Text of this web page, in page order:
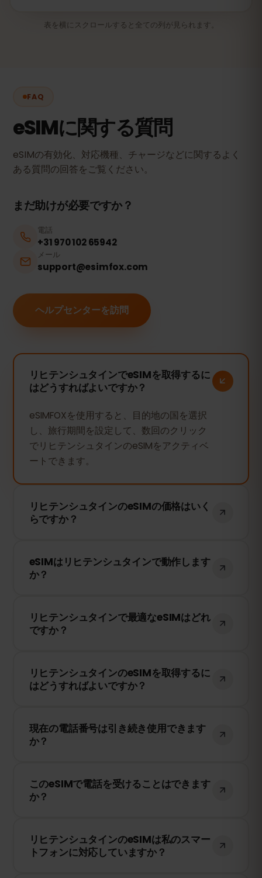
表を横にスクロールすると全ての列が見られます。
FAQ
eSIMに関する質問
eSIMの有効化、対応機種、チャージなどに関するよく
ある質問の回答をご覧ください。
まだ助けが必要ですか？
電話
+31 970 102 65942
メール
support@esimfox.com
ヘルプセンターを訪問
リヒテンシュタインでeSIMを取得するに
はどうすればよいですか？
eSIMFOXを使用すると、目的地の国を選択
し、旅行期間を設定して、数回のクリック
でリヒテンシュタインのeSIMをアクティベ
ートできます。
リヒテンシュタインのeSIMの価格はいく
らですか？
数によって異なります。希望の期間を選択
すると、価格がすぐに表示されます。
eSIMはリヒテンシュタインで動作します
か？
ヒテンシュタインで動作します。私たちは
現地の最良のネットワークプロバイダーと
リヒテンシュタインで最適なeSIMはどれ
ですか？
ネットワークのみを利用するため、最適な
eSIMサービスです。
リヒテンシュタインのeSIMを取得するに
はどうすればよいですか？
プランを選択して、eSIMのインストール手
順に従ってください。
現在の電話番号は引き続き使用できます
か？
す。ただし、ローミング料金が発生する可
能性があるため、WhatsAppなどのアプリ
このeSIMで電話を受けることはできます
か？
し、WhatsApp、FaceTime、Skypeなどの
アプリを使用して通話できます。
リヒテンシュタインのeSIMは私のスマー
トフォンに対応していますか？